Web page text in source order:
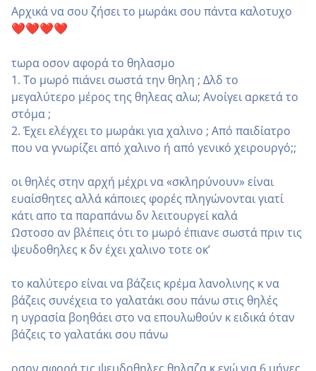
Αρχικά να σου ζήσει το μωράκι σου πάντα καλοτυχο
❤️❤️❤️❤️
τωρα οσον αφορά το θηλασμο
1. Το μωρό πιάνει σωστά την θηλη ; Δλδ το
μεγαλύτερο μέρος της θηλεας αλω; Ανοίγει αρκετά το
στόμα ;
2. Έχει ελέγχει το μωράκι για χαλινο ; Από παιδίατρο
που να γνωρίζει από χαλινο ή από γενικό χειρουργό;;
οι θηλές στην αρχή μέχρι να «σκληρύνουν» είναι
ευαίσθητες αλλά κάποιες φορές πληγώνονται γιατί
κάτι απο τα παραπάνω δν λειτουργεί καλά
Ωστοσο αν βλέπεις ότι το μωρό έπιανε σωστά πριν τις
ψευδοθηλες κ δν έχει χαλινο τοτε οκ’
το καλύτερο είναι να βάζεις κρέμα λανολινης κ να
βάζεις συνέχεια το γαλατάκι σου πάνω στις θηλές
η υγρασία βοηθάει στο να επουλωθούν κ ειδικά όταν
βάζεις το γαλατάκι σου πάνω